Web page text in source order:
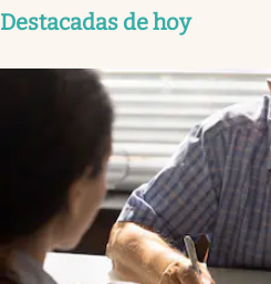
Destacadas de hoy